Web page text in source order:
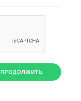
ПРОДОЛЖИТЬ